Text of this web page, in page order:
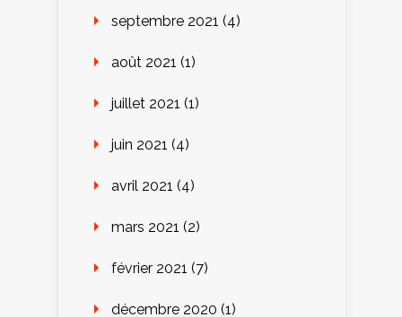
septembre 2021 (4)
août 2021 (1)
juillet 2021 (1)
juin 2021 (4)
avril 2021 (4)
mars 2021 (2)
février 2021 (7)
décembre 2020 (1)